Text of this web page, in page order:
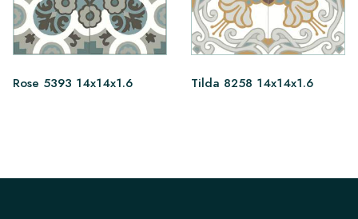
Rose 5393 14x14x1.6 Tilda 8258 14x14x1.6